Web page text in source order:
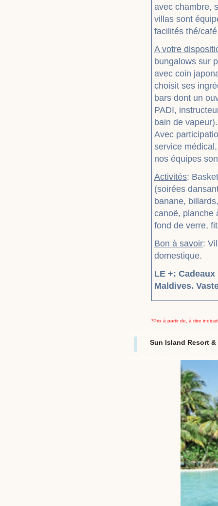
avec chambre,
villas sont
facilités thé/
A votre
bungalows sur
avec coin
choisit ses
bars dont un
PADI,
bain de
Avec
service
nos équipes
Activités:
(soirées
banane,
canoë, planche
fond de verre,
Bon à savoir:
domestique.
LE +:
Maldives.
*Prix à partir de, à titre
Sun Island Resort &